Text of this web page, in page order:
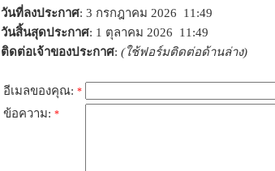
วันที่ลงประกาศ: 3 กรกฎาคม 2026 11:49
วันสิ้นสุดประกาศ: 1 ตุลาคม 2026 11:49
ติดต่อเจ้าของประกาศ: (ใช้ฟอร์มติดต่อด้านล่าง)
อีเมลของคุณ: *
ข้อความ: *